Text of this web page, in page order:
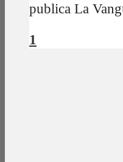
publica La
1